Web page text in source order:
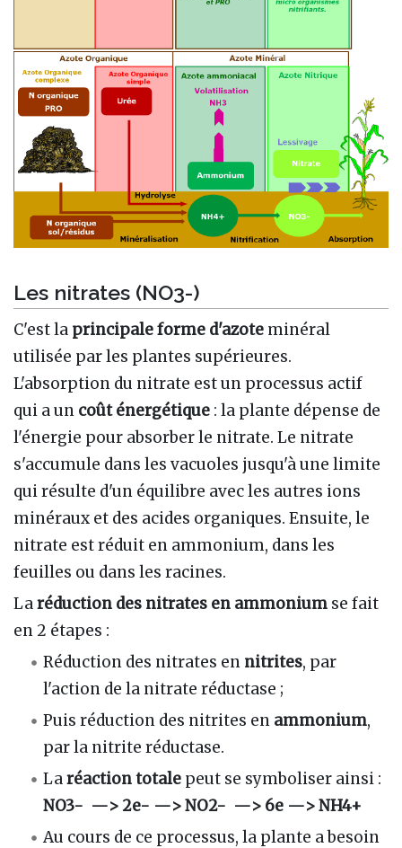
Les nitrates (NO3-)
C'est la principale forme d'azote minéral
utilisée par les plantes supérieures.
L'absorption du nitrate est un processus actif
qui a un coût énergétique : la plante dépense de
l'énergie pour absorber le nitrate. Le nitrate
s'accumule dans les vacuoles jusqu'à une limite
qui résulte d'un équilibre avec les autres ions
minéraux et des acides organiques. Ensuite, le
nitrate est réduit en ammonium, dans les
feuilles ou dans les racines.
Laréduction des nitrates en ammonium se fait
en 2 étapes :
Réduction des nitrates en nitrites, par
l'action de la nitrate réductase ;
Puis réduction des nitrites en ammonium,
par la nitrite réductase.
Laréaction totale peut se symboliser ainsi :
NO3- —> 2e- —> NO2- —> 6e —> NH4+
Au cours de ce processus, la plante a besoin